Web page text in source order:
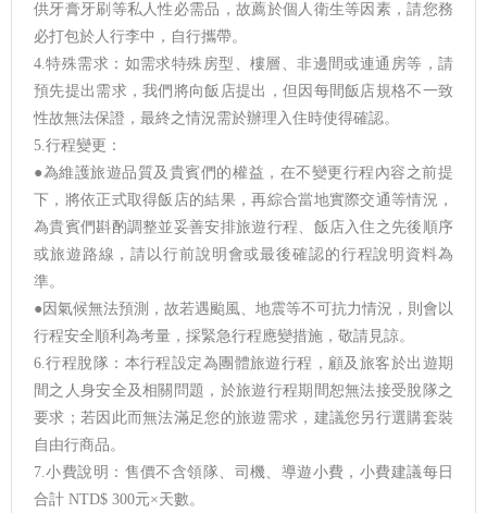
供牙膏牙刷等私人性必需品，故薦於個人衛生等因素，請您務
必打包於人行李中，自行攜帶。
4.特殊需求：如需求特殊房型、樓層、非邊間或連通房等，請
預先提出需求，我們將向飯店提出，但因每間飯店規格不一致
性故無法保證，最終之情況需於辦理入住時使得確認。
5.行程變更：
●為維護旅遊品質及貴賓們的權益，在不變更行程內容之前提
下，將依正式取得飯店的結果，再綜合當地實際交通等情況，
為貴賓們斟酌調整並妥善安排旅遊行程、飯店入住之先後順序
或旅遊路線，請以行前說明會或最後確認的行程說明資料為
準。
●因氣候無法預測，故若遇颱風、地震等不可抗力情況，則會以
行程安全順利為考量，採緊急行程應變措施，敬請見諒。
6.行程脫隊：本行程設定為團體旅遊行程，顧及旅客於出遊期
間之人身安全及相關問題，於旅遊行程期間恕無法接受脫隊之
要求；若因此而無法滿足您的旅遊需求，建議您另行選購套裝
自由行商品。
7.小費說明：售價不含領隊、司機、導遊小費，小費建議每日
合計 NTD$ 300元×天數。